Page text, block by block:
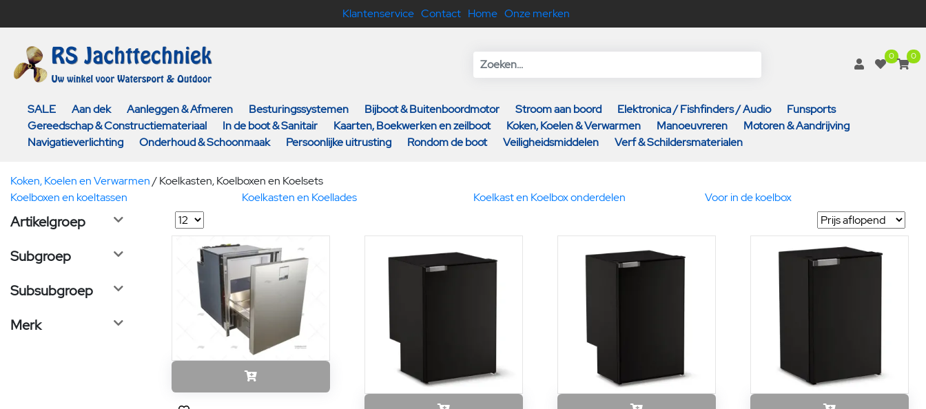
Klantenservice Contact Home Onze merken
0 0
SALE Aan dek Aanleggen & Afmeren Besturingssystemen Bijboot & Buitenboordmotor Stroom aan boord Elektronica / Fishfinders / Audio
Funsports
Gereedschap & Constructiemateriaal
In de boot & Sanitair Kaarten, Boekwerken en zeilboot Koken, Koelen & Verwarmen Manoeuvreren
Motoren & Aandrijving
Navigatieverlichting
Onderhoud & Schoonmaak Persoonlijke uitrusting Rondom de boot Veiligheidsmiddelen Verf & Schildersmaterialen
Koken, Koelen en Verwarmen/Koelkasten, Koelboxen en Koelsets
Koelboxen en koeltassen
Koelkasten en Koellades Koelkast en Koelbox onderdelen Voor in de koelbox
Artikelgroep
Subgroep
Subsubgroep
Merk